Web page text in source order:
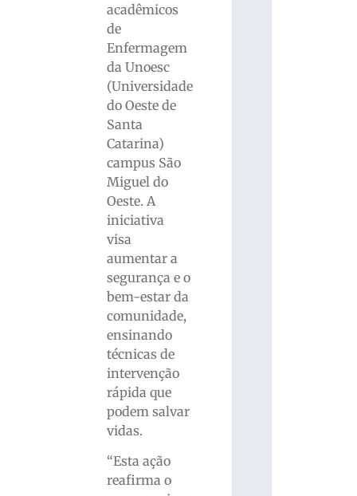
acadêmicos
de
Enfermagem
da Unoesc
(Universidade
do Oeste de
Santa
Catarina)
campus São
Miguel do
Oeste. A
iniciativa
visa
aumentar a
segurança e o
bem-estar da
comunidade,
ensinando
técnicas de
intervenção
rápida que
podem salvar
vidas.
“Esta ação
reafirma o